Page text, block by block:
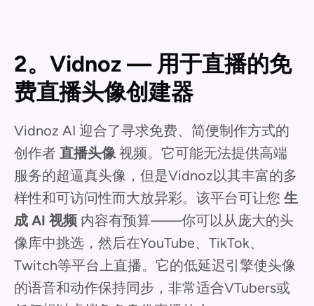
2。Vidnoz — 用于直播的免
费直播头像创建器
Vidnoz AI 迎合了寻求免费、简便制作方式的
创作者 直播头像视频。它可能无法提供高端
服务的超逼真头像，但是Vidnoz以其丰富的多
样性和可访问性而大放异彩。该平台可让您 生
成 AI 视频 内容有预算——你可以从庞大的头
像库中挑选，然后在YouTube、TikTok、
Twitch等平台上直播。它的低延迟引擎使头像
的语音和动作保持同步，非常适合VTubers或